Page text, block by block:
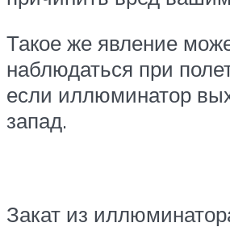
Такое же явление
наблюдаться при
если иллюминатор
запад.
Закат из